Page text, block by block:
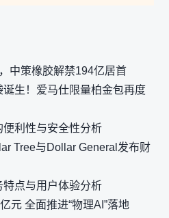
中策橡胶解禁194亿居首
生！爱马仕限量柏金包再度
利性与安全性分析
Tree与Dollar General发布财
特点与用户体验分析
元 全面推进“物理AI”落地